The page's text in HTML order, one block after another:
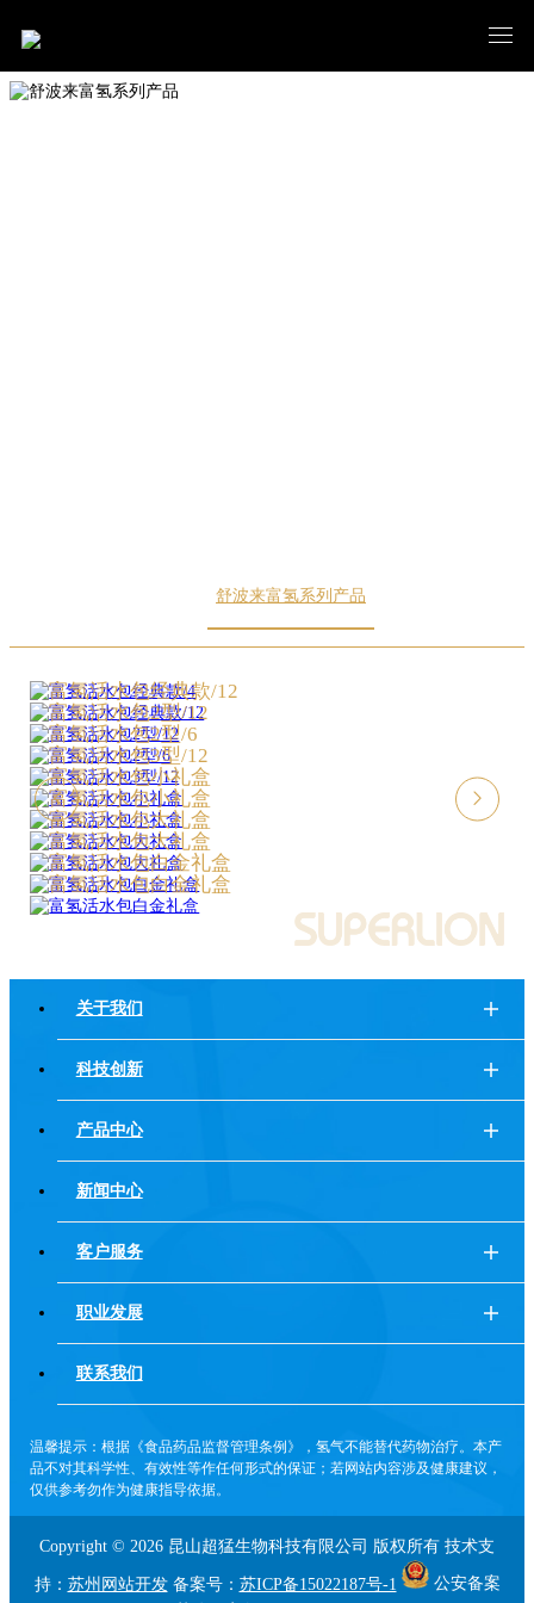
舒波来富氢系列产品
富氢活水包经典款/12
富氢活水包2型/12
富氢活水包2型/6
富氢活水包3型/12
富氢活水包小礼盒
富氢活水包小礼盒
富氢活水包大礼盒
富氢活水包大礼盒
富氢活水包白金礼盒
富氢活水包白金礼盒
关于我们
科技创新
产品中心
新闻中心
客户服务
职业发展
联系我们
温馨提示：根据《食品药品监督管理条例》，氢气不能替代药物治疗。本产
品不对其科学性、有效性等作任何形式的保证；若网站内容涉及健康建议，
仅供参考勿作为健康指导依据。
Copyright © 2026 昆山超猛生物科技有限公司 版权所有 技术支
持： 苏州网站开发备案号： 苏ICP备15022187号-1
公安备案